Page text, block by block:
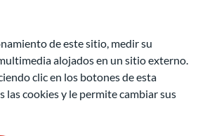
de este sitio, medir su
alojados en un sitio externo.
clic en los botones de esta
las cookies y le permite cambiar sus